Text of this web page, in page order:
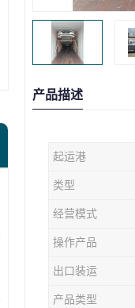
产品描述
起运港
类型
经营模式
操作产品
出口装运
产品类型